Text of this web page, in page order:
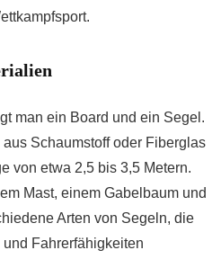
man ein Board und ein Segel.
Schaumstoff oder Fiberglas
von etwa 2,5 bis 3,5 Metern.
Mast, einem Gabelbaum und
Arten von Segeln, die
Fahrerfähigkeiten